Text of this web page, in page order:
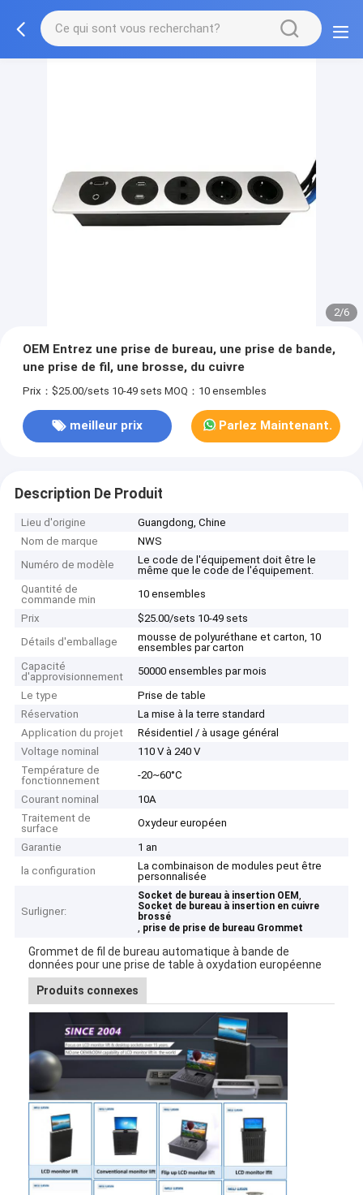
2/6
OEM Entrez une prise de bureau, une prise de bande,
une prise de fil, une brosse, du cuivre
Prix：$25.00/sets 10-49 sets MOQ：10 ensembles
meilleur prix Parlez Maintenant.
Description De Produit
Lieu d'origine
Guangdong, Chine
Nom de marque
NWS
Numéro de modèle
Le code de l'équipement doit être le
même que le code de l'équipement.
Quantité de
commande min
10 ensembles
Prix
$25.00/sets 10-49 sets
Détails d'emballage
mousse de polyuréthane et carton, 10
ensembles par carton
Capacité
d'approvisionnement
50000 ensembles par mois
Le type
Prise de table
Réservation
La mise à la terre standard
Application du projet
Résidentiel / à usage général
Voltage nominal
110 V à 240 V
Température de
fonctionnement
-20~60°C
Courant nominal
10A
Traitement de
surface
Oxydeur européen
Garantie
1 an
la configuration
La combinaison de modules peut être
personnalisée
Surligner:
Socket de bureau à insertion OEM,
Socket de bureau à insertion en cuivre
brossé
, prise de prise de bureau Grommet
Grommet de fil de bureau automatique à bande de
données pour une prise de table à oxydation européenne
Produits connexes